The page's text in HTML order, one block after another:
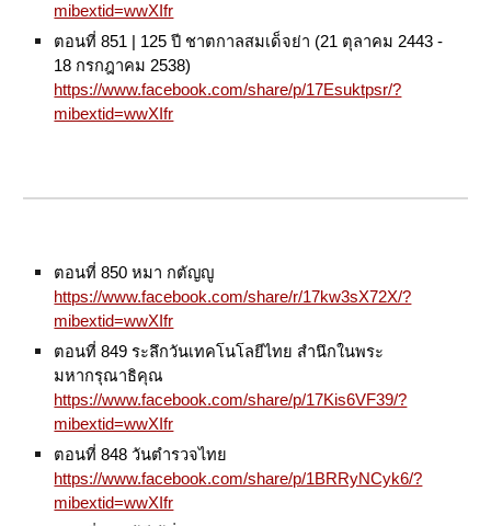
mibextid=wwXIfr
ตอนที่ 851 | 125 ปี ชาตกาลสมเด็จย่า (21 ตุลาคม 2443 -
18 กรกฎาคม 2538)
https://www.facebook.com/share/p/17Esuktpsr/?
mibextid=wwXIfr
ตอนที่ 850 หมา กตัญญู
https://www.facebook.com/share/r/17kw3sX72X/?
mibextid=wwXIfr
ตอนที่ 849 ระลึกวันเทคโนโลยีไทย สำนึกในพระ
มหากรุณาธิคุณ
https://www.facebook.com/share/p/17Kis6VF39/?
mibextid=wwXIfr
ตอนที่ 848 วันตำรวจไทย
https://www.facebook.com/share/p/1BRRyNCyk6/?
mibextid=wwXIfr